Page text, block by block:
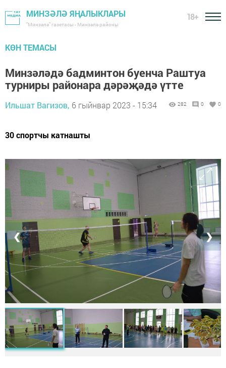
МИНЗӘЛӘ ЯҢАЛЫКЛАРЫ
"Минзәлә" газетасы - Минзәлә районы
18+
КӨН ТЕМАСЫ
Минзәләдә бадминтон буенча Раштуа
турниры районара дәрәҗәдә үтте
Ильшат Вагизов, 6 гыйнвар 2023 - 15:34 282 0 0
30 спортчы катнашты
❮ ❯